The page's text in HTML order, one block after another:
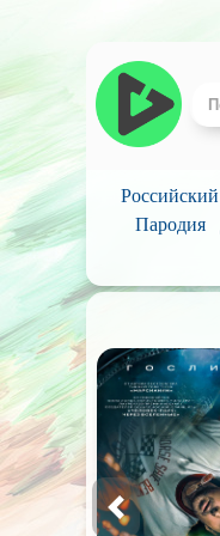
Российский
Пародия